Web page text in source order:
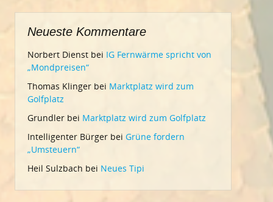
Neueste Kommentare
Norbert Dienst bei IG Fernwärme spricht von
„Mondpreisen“
Thomas Klinger bei Marktplatz wird zum
Golfplatz
Grundler bei Marktplatz wird zum Golfplatz
Intelligenter Bürger bei Grüne fordern
„Umsteuern“
Heil Sulzbach bei Neues Tipi